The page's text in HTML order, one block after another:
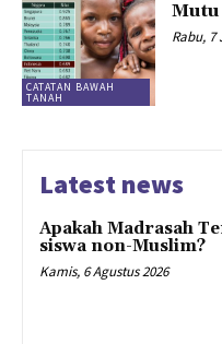
CATATAN BAWAH
TANAH
Rabu, 7
Latest news
Apakah Madrasah
siswa non-Muslim?
Kamis, 6 Agustus 2026